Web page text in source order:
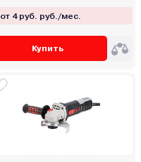
от 4 руб. руб./мес.
Купить